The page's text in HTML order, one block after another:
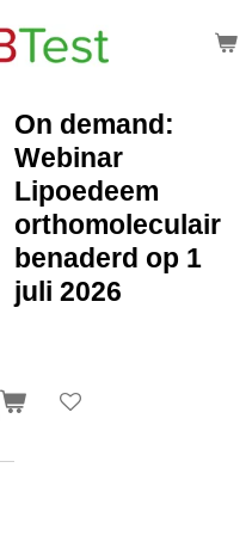
On demand:
Webinar
Lipoedeem
orthomoleculair
benaderd op 1
juli 2026